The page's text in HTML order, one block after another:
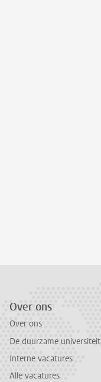
Over ons
Over ons
De duurzame universiteit
Interne vacatures
Alle vacatures